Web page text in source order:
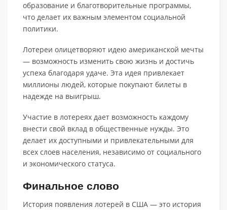
образование и благотворительные программы,
что делает их важным элементом социальной
политики.
Лотереи олицетворяют идею американской мечты
— возможность изменить свою жизнь и достичь
успеха благодаря удаче. Эта идея привлекает
миллионы людей, которые покупают билеты в
надежде на выигрыш.
Участие в лотереях дает возможность каждому
внести свой вклад в общественные нужды. Это
делает их доступными и привлекательными для
всех слоев населения, независимо от социального
и экономического статуса.
Финальное слово
История появления лотерей в США — это история